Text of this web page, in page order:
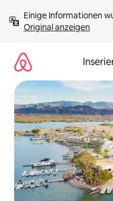
Inhalten
springenOriginal anzeigen